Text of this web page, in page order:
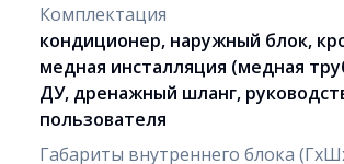
Комплектация
кондиционер, наружный блок,
медная инсталляция (медная
ДУ, дренажный шланг,
пользователя
Габариты внутреннего блока